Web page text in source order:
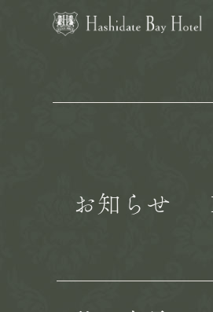
お知らせ